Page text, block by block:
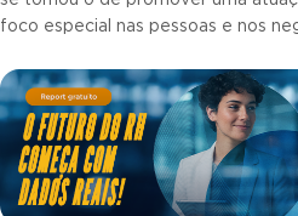
foco especial nas pessoas e nos